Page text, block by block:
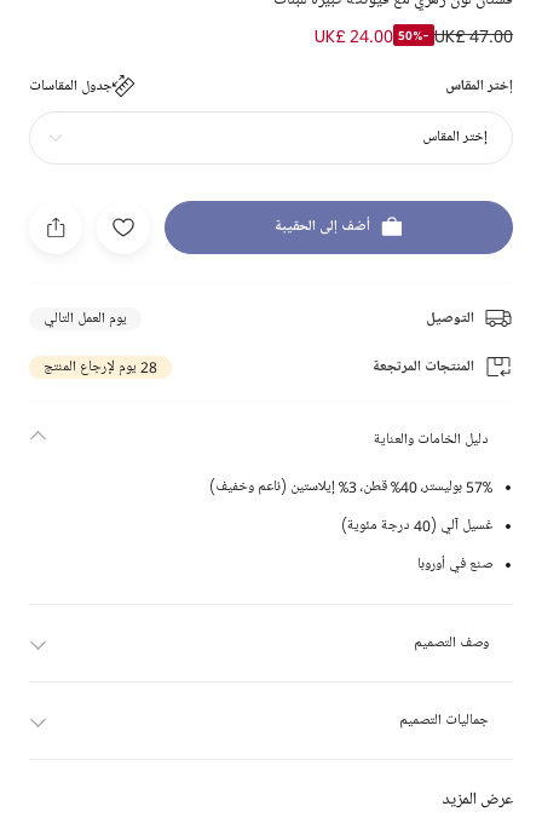
UK£ 47.00
-50%
UK£ 24.00
إختر المقاس جدول المقاسات
إختر المقاس
أضف إلى الحقيبة
التوصيل يوم العمل التالي
المنتجات المرتجعة 28 يوم لإرجاع المنتج
عرض المزيد
دليل الخامات والعناية
57% بوليستر، 40% قطن، 3% إيلاستين (ناعم وخفيف)
غسيل آلي (40 درجة مئوية)
صنع في أوروبا
وصف التصميم
جماليات التصميم